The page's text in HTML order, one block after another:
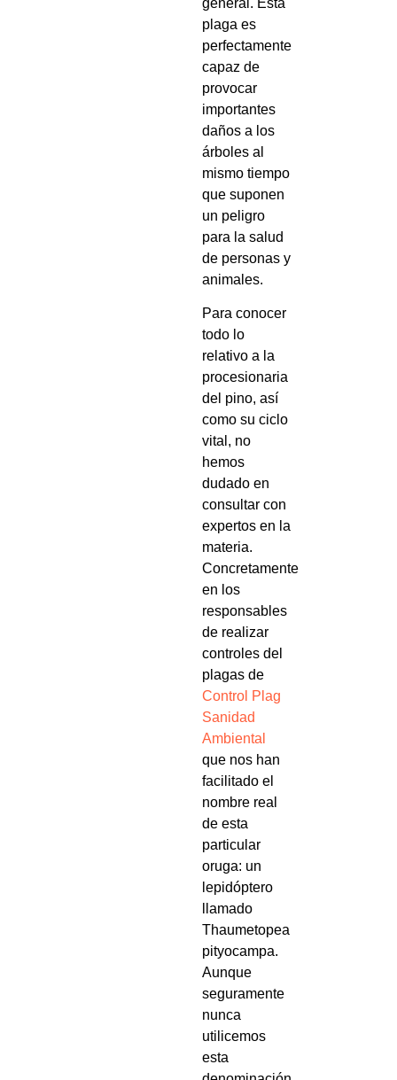
general. Esta
plaga es
perfectamente
capaz de
provocar
importantes
daños a los
árboles al
mismo tiempo
que suponen
un peligro
para la salud
de personas y
animales.
Para conocer
todo lo
relativo a la
procesionaria
del pino, así
como su ciclo
vital, no
hemos
dudado en
consultar con
expertos en la
materia.
Concretamente
en los
responsables
de realizar
controles del
plagas de
Control Plag
Sanidad
Ambiental
que nos han
facilitado el
nombre real
de esta
particular
oruga: un
lepidóptero
llamado
Thaumetopea
pityocampa.
Aunque
seguramente
nunca
utilicemos
esta